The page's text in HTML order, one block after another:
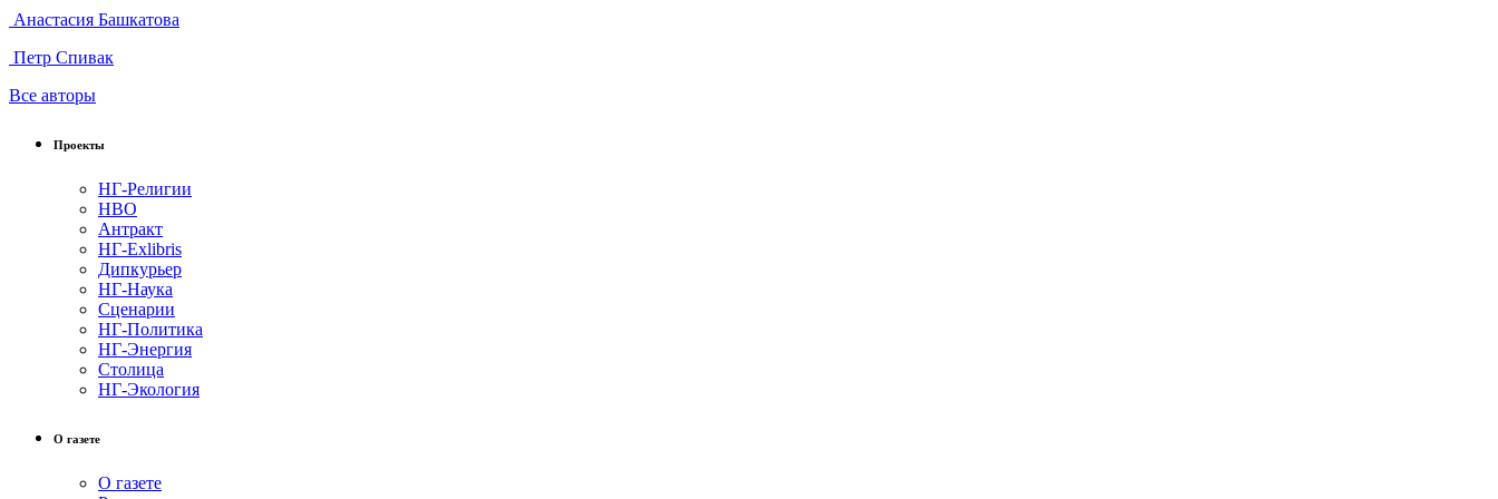
Анастасия Башкатова
Петр Спивак
Все авторы
Проекты
НГ-Религии
НВО
Антракт
НГ-Exlibris
Дипкурьер
НГ-Наука
Сценарии
НГ-Политика
НГ-Энергия
Столица
НГ-Экология
О газете
О газете